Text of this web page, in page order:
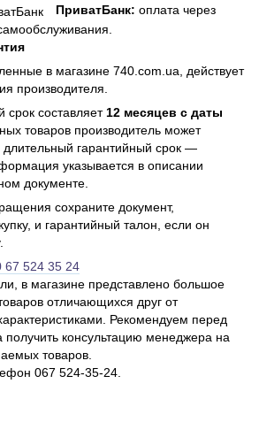
ПриватБанк: оплата через
в магазине 740.com.ua, действует
производителя.
срок составляет 12 месяцев с даты
товаров производитель может
длительный гарантийный срок —
указывается в описании
документе.
сохраните документ,
и гарантийный талон, если он
67 524 35 24
в магазине представлено большое
отличающихся друг от
Рекомендуем перед
консультацию менеджера на
товаров.
067 524-35-24.